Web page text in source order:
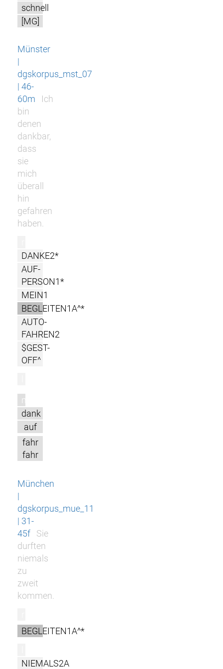
schnell
[MG]
Münster
|
dgskorpus_mst_07
| 46-
60m
Ich
bin
denen
dankbar,
dass
sie
mich
überall
hin
gefahren
haben.
DANKE2*
AUF-
PERSON1*
MEIN1
BEGLEITEN1A^*
AUTO-
FAHREN2
$GEST-
OFF^
m
dank
auf
fahr
fahr
München
|
dgskorpus_mue_11
| 31-
45f
Sie
durften
niemals
zu
zweit
kommen.
BEGLEITEN1A^*
NIEMALS2A